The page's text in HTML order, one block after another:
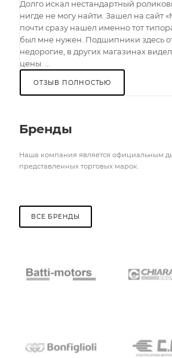
Долго искал нестандартный
нигде не могу найти. Зашел на сайт
почти сразу нашел именно тот
был мне нужен. Подшипники здесь
недорогие, в других магазинах
цены. ...
ОТЗЫВ ПОЛНОСТЬЮ
Бренды
Наша компания является официальным
представленных торговых марок.
ВСЕ БРЕНДЫ